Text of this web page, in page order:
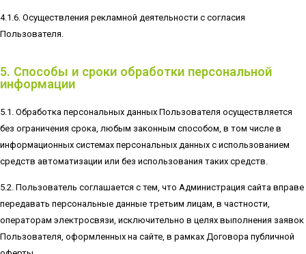
4.1.6. Осуществления рекламной деятельности с согласия
Пользователя.
5. Способы и сроки обработки персональной
информации
5.1. Обработка персональных данных Пользователя осуществляется
без ограничения срока, любым законным способом, в том числе в
информационных системах персональных данных с использованием
средств автоматизации или без использования таких средств.
5.2. Пользователь соглашается с тем, что Администрация сайта вправе
передавать персональные данные третьим лицам, в частности,
операторам электросвязи, исключительно в целях выполнения заявок
Пользователя, оформленных на сайте, в рамках Договора публичной